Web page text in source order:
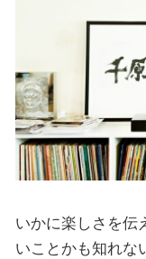
いかに楽しさを伝
いことかも知れな